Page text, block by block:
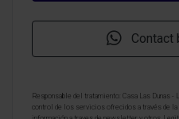
Contact
Responsable del tratamiento: Casa Las Dunas
control de los servicios ofrecidos a través de la